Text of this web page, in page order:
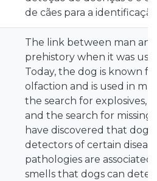
de cães para a
The link between man
prehistory when it was
Today, the dog is known
olfaction and is used in
the search for explosives,
and the search for missing
have discovered that dogs
detectors of certain
pathologies are
smells that dogs can